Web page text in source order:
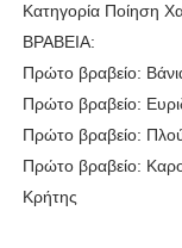
Κατηγορία Ποίηση
ΒΡΑΒΕΙΑ:
Πρώτο βραβείο:
Πρώτο βραβείο:
Πρώτο βραβείο:
Πρώτο βραβείο:
Κρήτης